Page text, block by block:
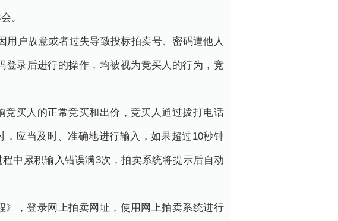
。
户故意或者过失导致投标拍卖号、密码遭他人
录后进行的操作，均被视为竞买人的行为，竞
买人的正常竞买和出价，竞买人通过拨打电话
应当及时、准确地进行输入，如果超过10秒钟
中累积输入错误满3次，拍卖系统将提示后自动
，登录网上拍卖网址，使用网上拍卖系统进行